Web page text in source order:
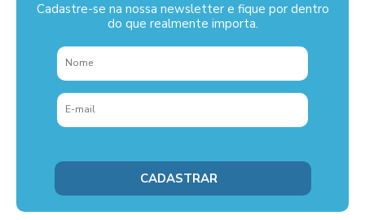
Cadastre-se na nossa newsletter e fique por dentro
do que realmente importa.